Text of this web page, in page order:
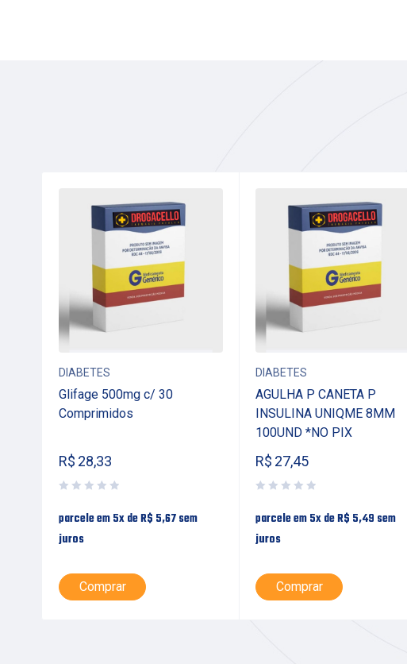
DIABETES
Glifage 500mg c/ 30
Comprimidos
R$ 28,33
parcele em 5x deR$ 5,67sem
juros
Comprar
DIABETES
AGULHA P CANETA P
INSULINA UNIQME 8MM
100UND *NO PIX
R$ 27,45
parcele em 5x deR$ 5,49 sem
juros
Comprar